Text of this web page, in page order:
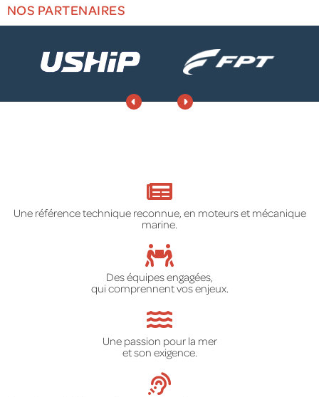
NOS PARTENAIRES
Une référence technique reconnue, en moteurs et mécanique
marine.
Des équipes engagées,
qui comprennent vos enjeux.
Une passion pour la mer
et son exigence.